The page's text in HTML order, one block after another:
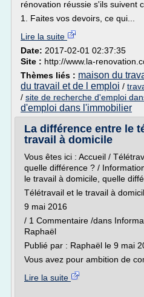
rénovation réussie s'ils suivent
1. Faites vos devoirs, ce qui...
Lire la suite
Date: 2017-02-01 02:37:35
Site : http://www.la-
Thèmes liés : maison du
du travail et de l emploi /
/ site de recherche d'emploi
d'emploi dans l'immobilier
La différence entre le
travail à domicile
Vous êtes ici : Accueil /
quelle différence ? /
le travail à domicile, quelle
Télétravail et le travail à
9 mai 2016
/ 1 Commentaire /dans
Raphaël
Publié par : Raphaël le 9 mai
Vous avez pour ambition de
Lire la suite